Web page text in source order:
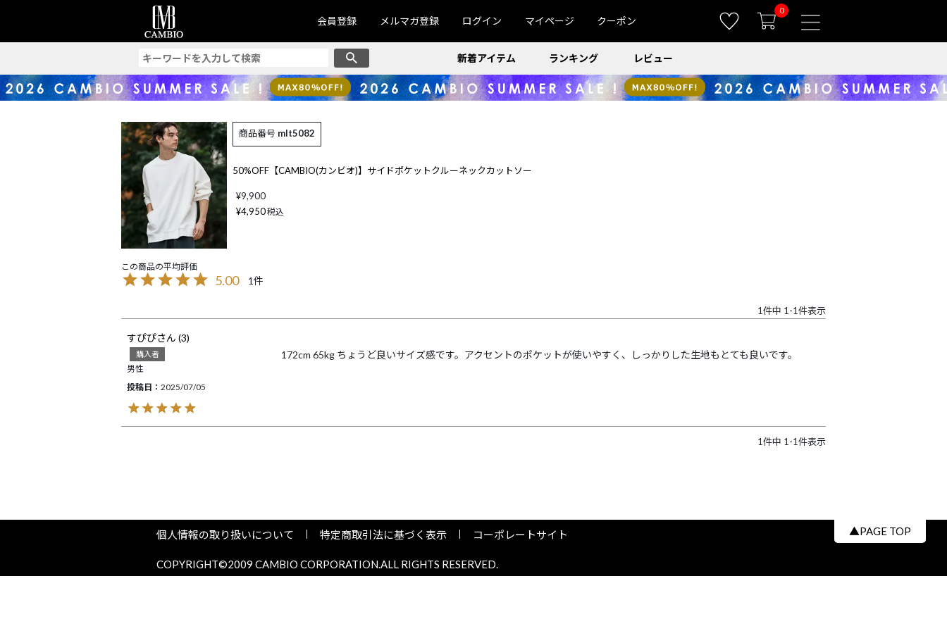
会員登録 メルマガ登録 ログイン マイページ クーポン
0
新着アイテム ランキング レビュー
50%OFF【CAMBIO(カンビオ)】サイドポケットクルーネックカットソー
商品番号 mlt5082
¥9,900
¥4,950税込
5.00 1
1件中 1 -1件表示
すぴぴ 3
購入者
男性
投稿日
2025/07/05
172cm 65kg ちょうど良いサイズ感です。アクセントのポケットが使いやすく、しっかりした生地もとても良いです。
1件中 1 -1件表示
個人情報の取り扱いについて 特定商取引法に基づく表示 コーポレートサイト ▲PAGE TOP
COPYRIGHT©2009 CAMBIO CORPORATION.ALL RIGHTS RESERVED.